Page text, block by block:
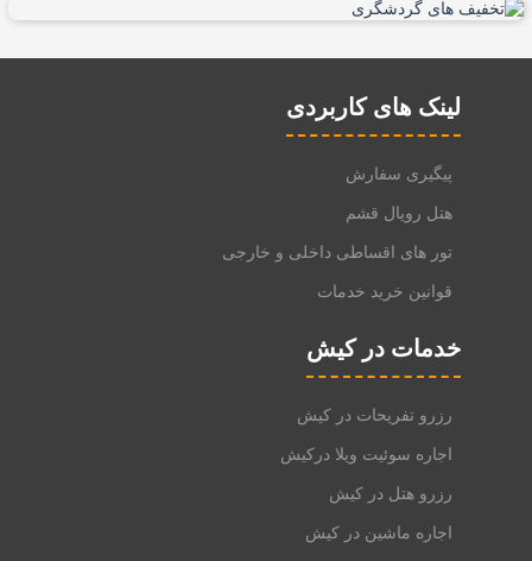
لینک های کاربردی
پیگیری سفارش
هتل رویال قشم
تور های اقساطی داخلی و خارجی
قوانین خرید خدمات
خدمات در کیش
رزرو تفریحات در کیش
اجاره سوئیت ویلا درکیش
رزرو هتل در کیش
اجاره ماشین در کیش